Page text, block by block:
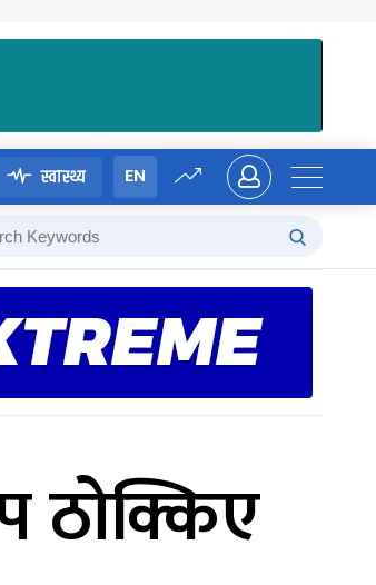
स्वास्थ्य EN
ठोक्किए